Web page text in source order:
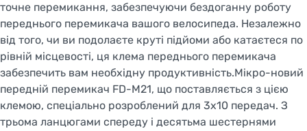
точне перемикання, забезпечуючи бездоганну роботу
переднього перемикача вашого велосипеда. Незалежно
від того, чи ви подолаєте круті підйоми або катаєтеся по
рівній місцевості, ця клема переднього перемикача
забезпечить вам необхідну продуктивність.Мікро-новий
передній перемикач FD-M21, що поставляється з цією
клемою, спеціально розроблений для 3x10 передач. З
трьома ланцюгами спереду і десятьма шестернями